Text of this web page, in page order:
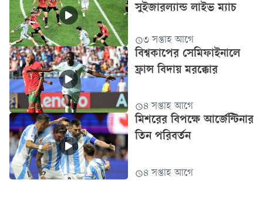
সুইজারল্যান্ড লাইভ ম্যাচ
৩ সপ্তাহ আগে
বিশ্বকাপের সেমিফাইনালে
ফ্রান্স বিদায় মরক্কোর
৪ সপ্তাহ আগে
মিশরের বিপক্ষে আর্জেন্টিনার
তিন পরিবর্তন
৪ সপ্তাহ আগে